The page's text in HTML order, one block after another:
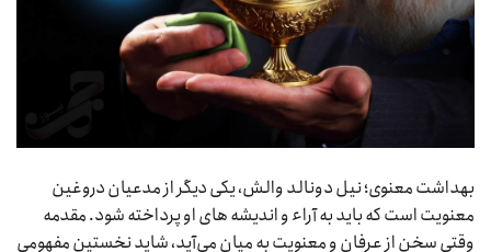
بهداشت معنوی؛ نیل دونالد والش، یکی دیگر از مدعیان دروغین
معنویت است که باید به آراء و اندیشه های او پرداخته شود. مقدمه
وقتی سخن از عرفان و معنویت به میان می‌‏آید، شاید نخستین مفهومی